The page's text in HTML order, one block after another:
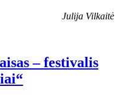
Julija Vilkaitė
– festivalis